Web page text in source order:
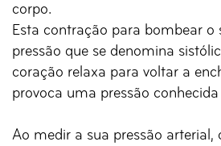
corpo.
Esta contração para bombear o
pressão que se denomina
coração relaxa para voltar a
provoca uma pressão
Ao medir a sua pressão arterial,